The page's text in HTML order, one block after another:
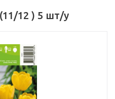
12 ) 5 шт/у